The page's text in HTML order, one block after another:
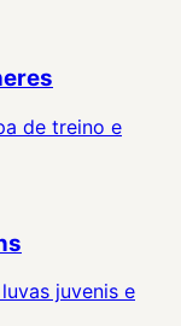
de treino e
juvenis e